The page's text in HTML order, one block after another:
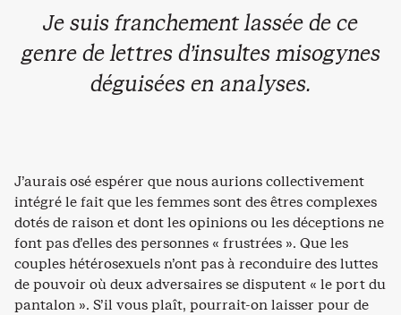
Je suis franchement lassée de ce
genre de lettres d’insultes misogynes
déguisées en analyses.
J’aurais osé espérer que nous aurions collectivement
intégré le fait que les femmes sont des êtres complexes
dotés de raison et dont les opinions ou les déceptions ne
font pas d’elles des personnes « frustrées ». Que les
couples hétérosexuels n’ont pas à reconduire des luttes
de pouvoir où deux adversaires se disputent « le port du
pantalon ». S’il vous plaît, pourrait-on laisser pour de